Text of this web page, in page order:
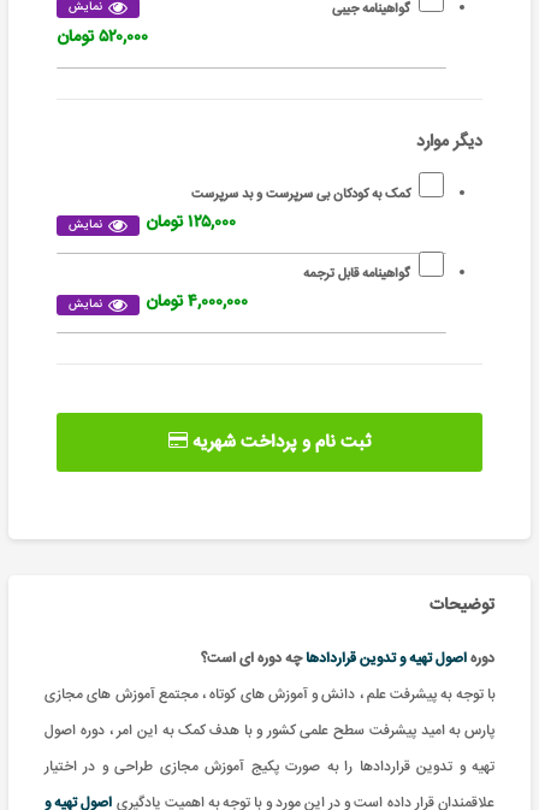
گواهینامه جیبی نمایش
۵۲۰,۰۰۰ تومان
دیگر موارد
کمک به کودکان بی سرپرست و بد سرپرست
نمایش ۱۲۵,۰۰۰ تومان
گواهینامه قابل ترجمه
نمایش ۴,۰۰۰,۰۰۰ تومان
ثبت نام و پرداخت شهریه
توضیحات
دورهاصول تهیه و تدوین قراردادهاچه دوره ای است؟
با توجه به پیشرفت علم ، دانش و آموزش های کوتاه ، مجتمع آموزش های مجازی
پارس به امید پیشرفت سطح علمی کشور و با هدف کمک به این امر ، دوره اصول
تهیه و تدوین قراردادها را به صورت پکیج آموزش مجازی طراحی و در اختیار
علاقمندان قرار داده است و در این مورد و با توجه به اهمیت یادگیری اصول تهیه و